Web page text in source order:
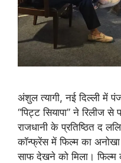
अंशुल त्यागी, नई दिल्ली में
“पिट्ट सियापा” ने रिलीज से
राजधानी के प्रतिष्ठित द
कॉन्फ्रेंस में फिल्म का
साफ देखने को मिला। फिल्म